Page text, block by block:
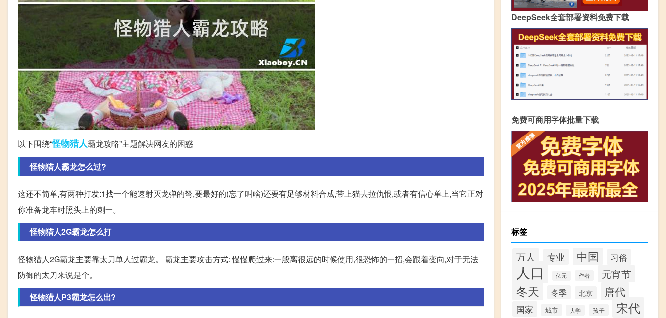
以下围绕“怪物猎人霸龙攻略”主题解决网友的困惑
怪物猎人霸龙怎么过?
这还不简单,有两种打发:1找一个能速射灭龙弹的弩,要最好的(忘了叫啥)还要有足够材料合成,带上猫去拉仇恨,或者有信心单上,当它正对
你准备龙车时照头上的刺一。
怪物猎人2G霸龙怎么打
怪物猎人2G霸龙主要靠太刀单人过霸龙。 霸龙主要攻击方式: 慢慢爬过来:一般离很远的时候使用,很恐怖的一招,会跟着变向,对于无法
防御的太刀来说是个。
怪物猎人P3霸龙怎么出?
DeepSeek全套部署资料免费下载
免费可商用字体批量下载
标签
万人 专业 中国 习俗
人口 亿元 作者 元宵节
冬天 冬季 北京 唐代
国家 城市 大学 孩子 宋代